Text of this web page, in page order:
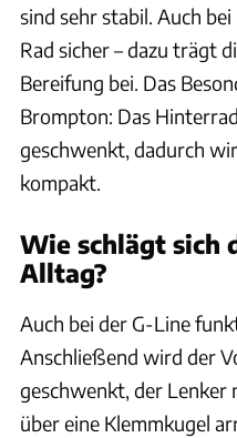
sind sehr stabil. Auch
Rad sicher – dazu trägt
Bereifung bei. Das
Brompton: Das
geschwenkt, dadurch
kompakt.
Wie schlägt sich
Alltag?
Auch bei der G-Line
Anschließend wird der
geschwenkt, der Lenker
über eine Klemmkugel